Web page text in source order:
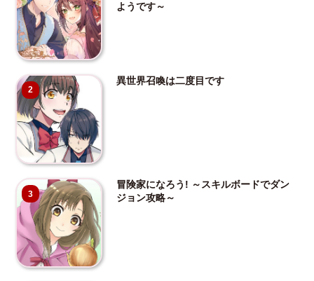
ようです～
2
異世界召喚は二度目です
3
冒険家になろう! ～スキルボードでダン
ジョン攻略～